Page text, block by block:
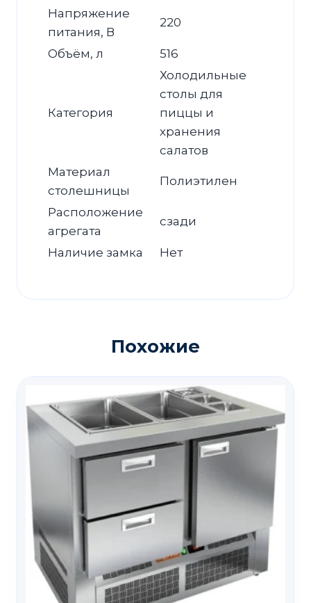
Напряжение
питания, В
220
Объём, л 516
Категория
Холодильные
столы для
пиццы и
хранения
салатов
Материал
столешницы
Полиэтилен
Расположение
агрегата
сзади
Наличие замка Нет
Похожие